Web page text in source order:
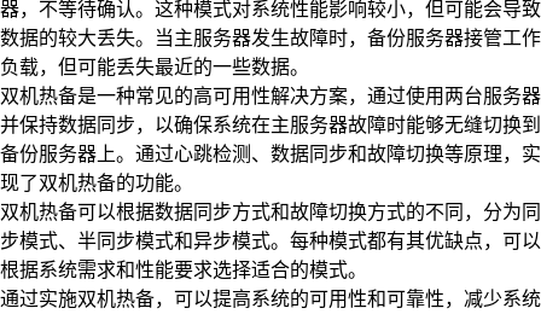
器，不等待确认。这种模式对系统性能影响较小，但可能会导致
数据的较大丢失。当主服务器发生故障时，备份服务器接管工作
负载，但可能丢失最近的一些数据。
双机热备是一种常见的高可用性解决方案，通过使用两台服务器
并保持数据同步，以确保系统在主服务器故障时能够无缝切换到
备份服务器上。通过心跳检测、数据同步和故障切换等原理，实
现了双机热备的功能。
双机热备可以根据数据同步方式和故障切换方式的不同，分为同
步模式、半同步模式和异步模式。每种模式都有其优缺点，可以
根据系统需求和性能要求选择适合的模式。
通过实施双机热备，可以提高系统的可用性和可靠性，减少系统